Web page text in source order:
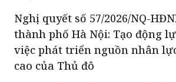
Nghị quyết số 57/2026/NQ-
thành phố Hà Nội: Tạo động
việc phát triển nguồn nhân
cao của Thủ đô